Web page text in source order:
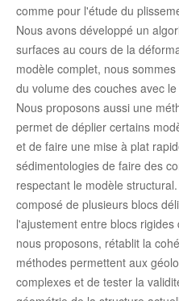
comme pour l'étude du
Nous avons développé un
surfaces au cours de la
modèle complet, nous
du volume des couches avec
Nous proposons aussi une
permet de déplier certains
et de faire une mise à plat
sédimentologies de faire des
respectant le modèle
composé de plusieurs blocs
l'ajustement entre blocs
nous proposons, rétablit la
méthodes permettent aux
complexes et de tester la